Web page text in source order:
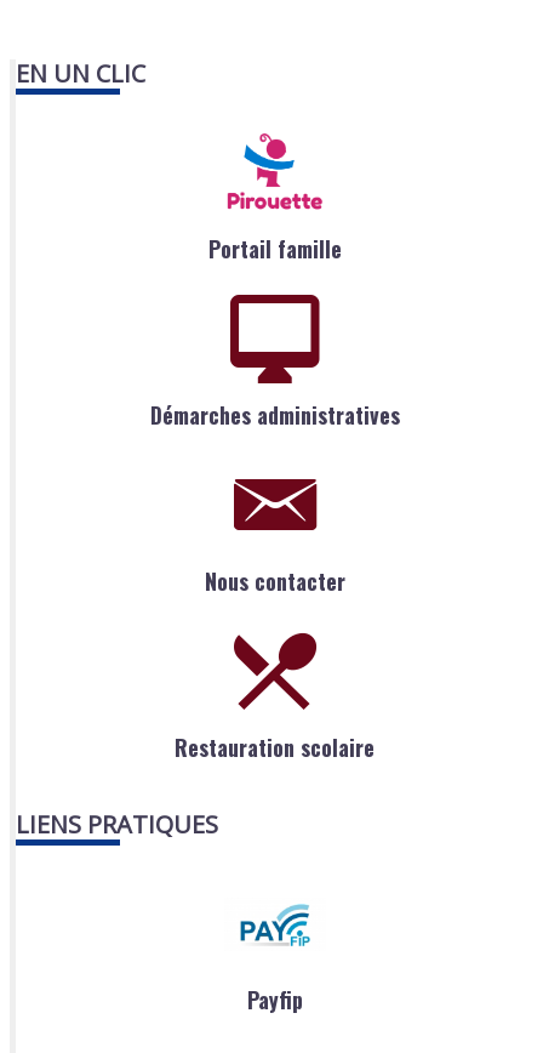
EN UN CLIC
Portail famille
Démarches administratives
Nous contacter
Restauration scolaire
LIENS PRATIQUES
Payfip